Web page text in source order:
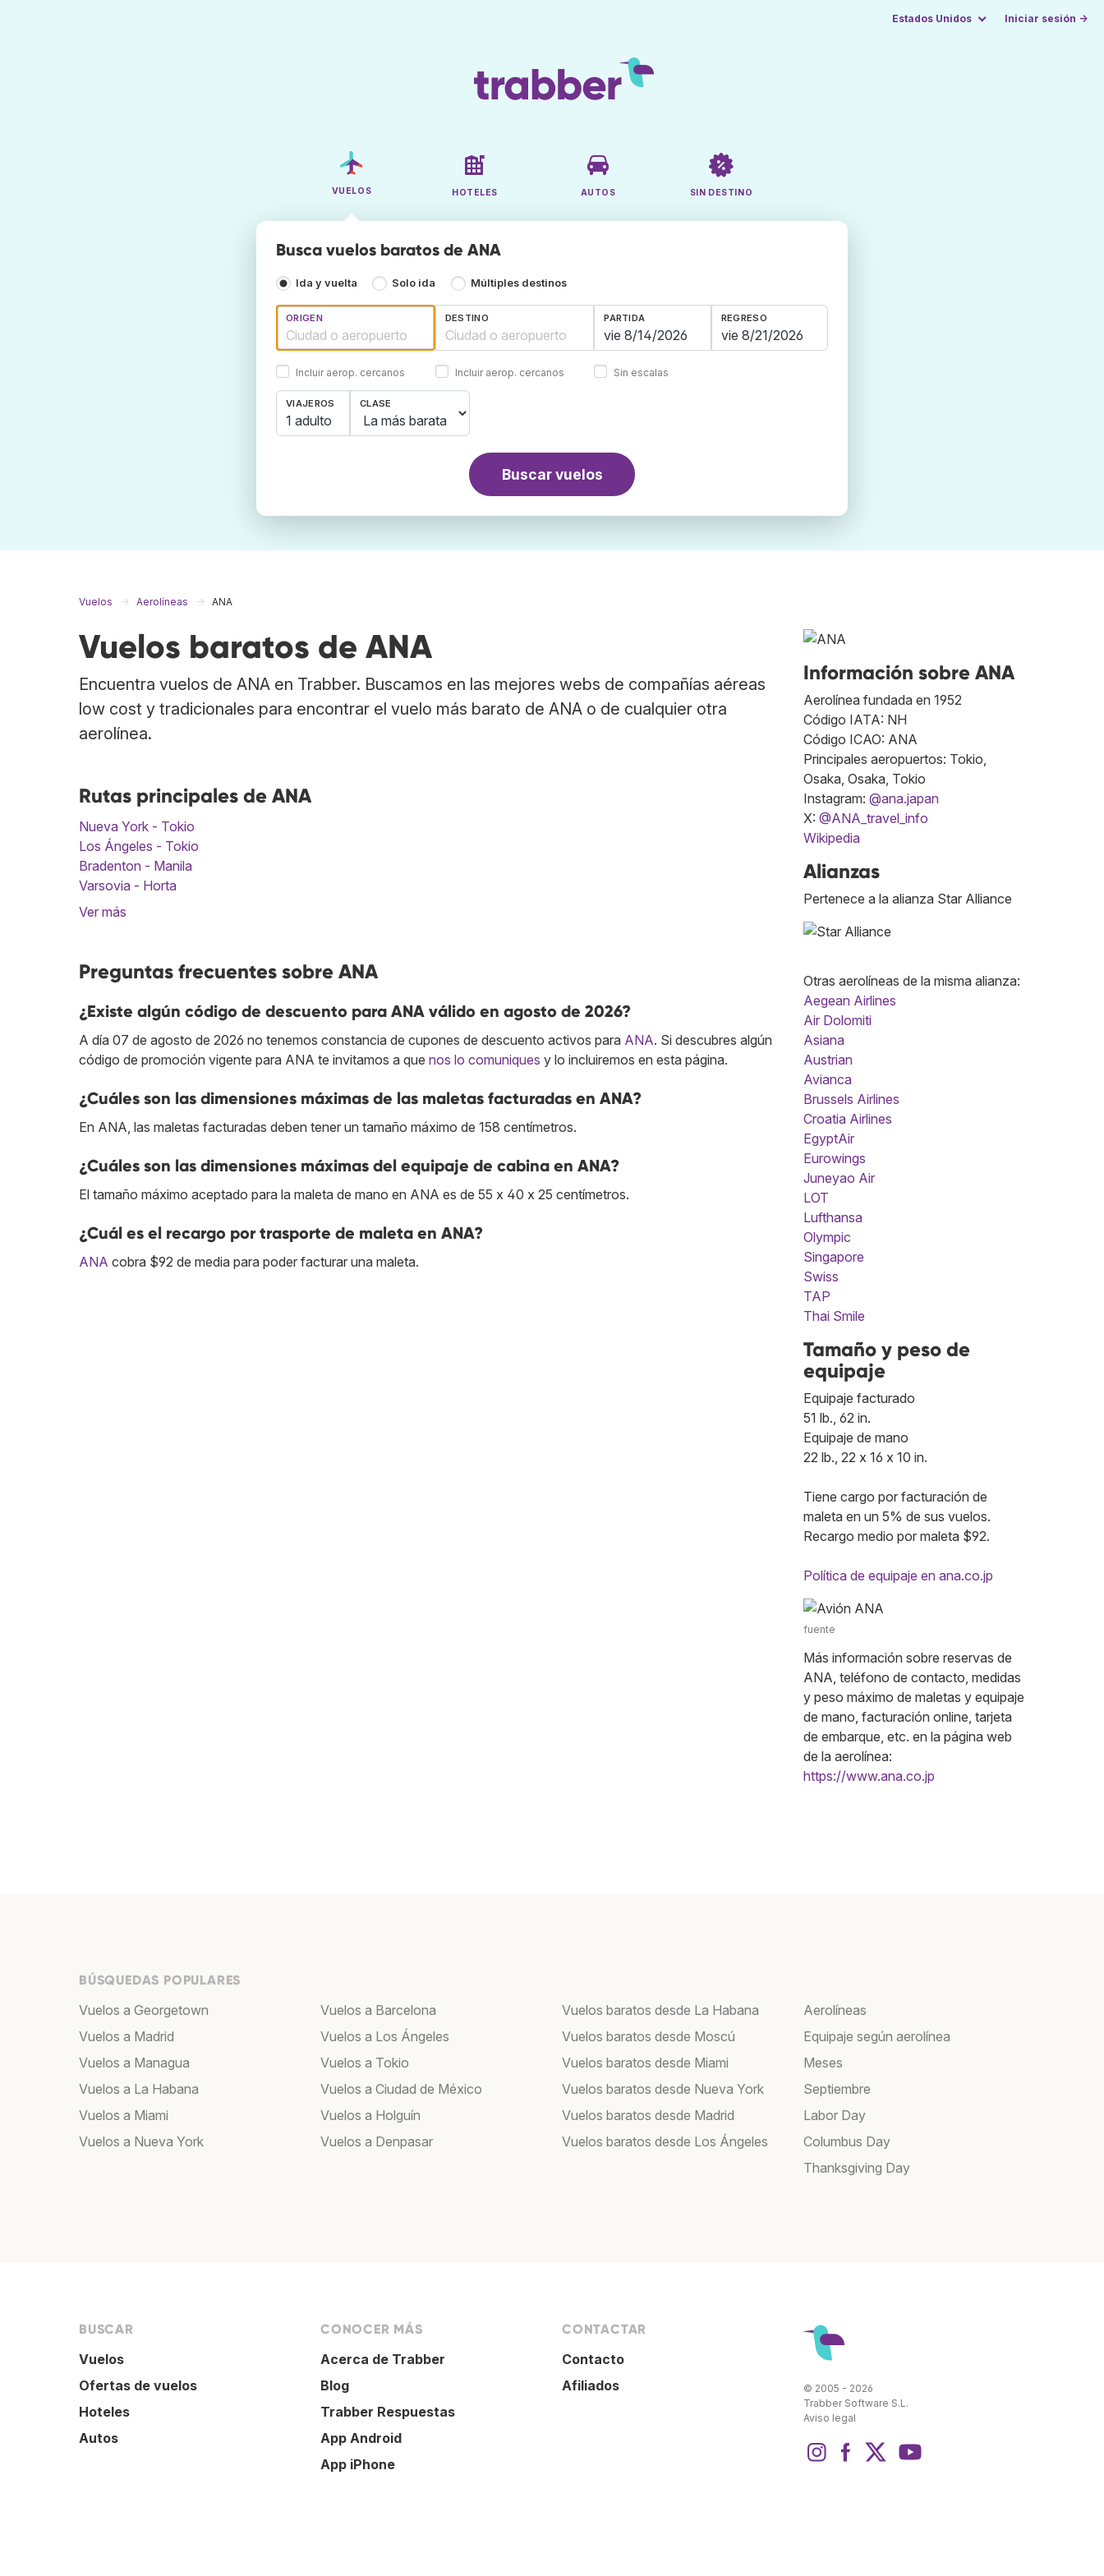
Estados Unidos Iniciar sesión →
VUELOS HOTELES AUTOS SIN DESTINO
Busca vuelos baratos de ANA
Ida y vuelta Solo ida Múltiples destinos
ORIGEN
Incluir aerop. cercanos
DESTINO
Incluir aerop. cercanos
PARTIDA REGRESO
Sin escalas
VIAJEROS
1 adulto
CLASE
Buscar vuelos
Vuelos Aerolíneas ANA
Vuelos baratos de ANA
Encuentra vuelos de ANA en Trabber. Buscamos en las mejores webs de compañías aéreas
low cost y tradicionales para encontrar el vuelo más barato de ANA o de cualquier otra
aerolínea.
Rutas principales de ANA
Nueva York - Tokio
Los Ángeles - Tokio
Bradenton - Manila
Varsovia - Horta
Ver más
Preguntas frecuentes sobre ANA
¿Existe algún código de descuento para ANA válido en agosto de 2026?
A día 07 de agosto de 2026 no tenemos constancia de cupones de descuento activos para ANA. Si descubres algún
código de promoción vigente para ANA te invitamos a que nos lo comuniques y lo incluiremos en esta página.
¿Cuáles son las dimensiones máximas de las maletas facturadas en ANA?
En ANA, las maletas facturadas deben tener un tamaño máximo de 158 centímetros.
¿Cuáles son las dimensiones máximas del equipaje de cabina en ANA?
El tamaño máximo aceptado para la maleta de mano en ANA es de 55 x 40 x 25 centímetros.
¿Cuál es el recargo por trasporte de maleta en ANA?
ANA cobra $92 de media para poder facturar una maleta.
Información sobre ANA
Aerolínea fundada en 1952
Código IATA: NH
Código ICAO: ANA
Principales aeropuertos: Tokio,
Osaka, Osaka, Tokio
Instagram: @ana.japan
X: @ANA_travel_info
Wikipedia
Alianzas
Pertenece a la alianza Star Alliance
Otras aerolíneas de la misma alianza:
Aegean Airlines
Air Dolomiti
Asiana
Austrian
Avianca
Brussels Airlines
Croatia Airlines
EgyptAir
Eurowings
Juneyao Air
LOT
Lufthansa
Olympic
Singapore
Swiss
TAP
Thai Smile
Tamaño y peso de
equipaje
Equipaje facturado
51 lb., 62 in.
Equipaje de mano
22 lb., 22 x 16 x 10 in.
Tiene cargo por facturación de
maleta en un 5% de sus vuelos.
Recargo medio por maleta $92.
Política de equipaje en ana.co.jp
fuente
Más información sobre reservas de
ANA, teléfono de contacto, medidas
y peso máximo de maletas y equipaje
de mano, facturación online, tarjeta
de embarque, etc. en la página web
de la aerolínea:
https://www.ana.co.jp
BÚSQUEDAS POPULARES
Vuelos a Georgetown
Vuelos a Madrid
Vuelos a Managua
Vuelos a La Habana
Vuelos a Miami
Vuelos a Nueva York
Vuelos a Barcelona
Vuelos a Los Ángeles
Vuelos a Tokio
Vuelos a Ciudad de México
Vuelos a Holguín
Vuelos a Denpasar
Vuelos baratos desde La Habana
Vuelos baratos desde Moscú
Vuelos baratos desde Miami
Vuelos baratos desde Nueva York
Vuelos baratos desde Madrid
Vuelos baratos desde Los Ángeles
Aerolíneas
Equipaje según aerolínea
Meses
Septiembre
Labor Day
Columbus Day
Thanksgiving Day
BUSCAR
Vuelos
Ofertas de vuelos
Hoteles
Autos
CONOCER MÁS
Acerca de Trabber
Blog
Trabber Respuestas
App Android
App iPhone
CONTACTAR
Contacto
Afiliados
© 2005 - 2026
Trabber Software S.L.
Aviso legal